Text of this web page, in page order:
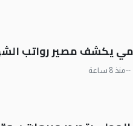
يكشف مصير رواتب
--منذ 8 ساعة